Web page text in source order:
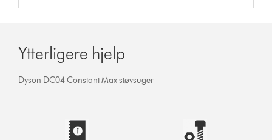
Ytterligere hjelp
Dyson DC04 Constant Max støvsuger